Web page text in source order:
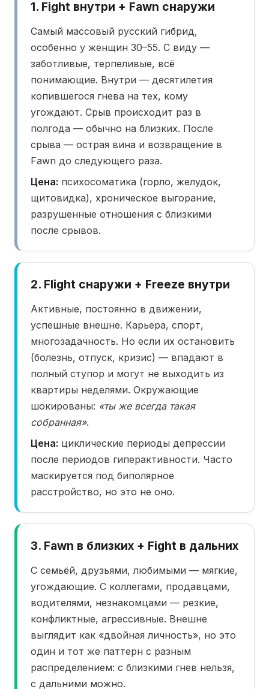
1. Fight внутри + Fawn снаружи
Самый массовый русский гибрид,
особенно у женщин 30–55. С виду —
заботливые, терпеливые, всё
понимающие. Внутри — десятилетия
копившегося гнева на тех, кому
угождают. Срыв происходит раз в
полгода — обычно на близких. После
срыва — острая вина и возвращение в
Fawn до следующего раза.
Цена: психосоматика (горло, желудок,
щитовидка), хроническое выгорание,
разрушенные отношения с близкими
после срывов.
2. Flight снаружи + Freeze внутри
Активные, постоянно в движении,
успешные внешне. Карьера, спорт,
многозадачность. Но если их остановить
(болезнь, отпуск, кризис) — впадают в
полный ступор и могут не выходить из
квартиры неделями. Окружающие
шокированы: «ты же всегда такая
собранная».
Цена: циклические периоды депрессии
после периодов гиперактивности. Часто
маскируется под биполярное
расстройство, но это не оно.
3. Fawn в близких + Fight в дальних
С семьёй, друзьями, любимыми — мягкие,
угождающие. С коллегами, продавцами,
водителями, незнакомцами — резкие,
конфликтные, агрессивные. Внешне
выглядит как «двойная личность», но это
один и тот же паттерн с разным
распределением: с близкими гнев нельзя,
с дальними можно.